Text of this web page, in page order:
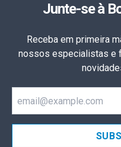
Junte-se à
Receba em primeira
nossos especialistas e